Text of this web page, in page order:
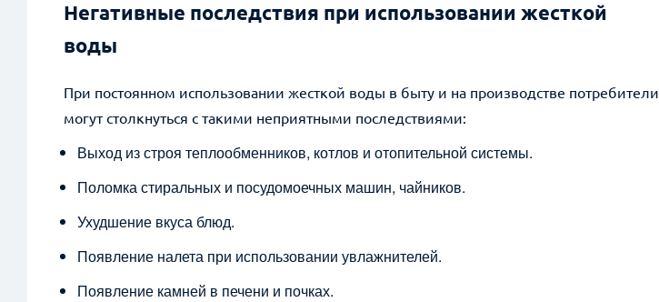
Негативные последствия при использовании жесткой
воды
При постоянном использовании жесткой воды в быту и на производстве потребители
могут столкнуться с такими неприятными последствиями:
Выход из строя теплообменников, котлов и отопительной системы.
Поломка стиральных и посудомоечных машин, чайников.
Ухудшение вкуса блюд.
Появление налета при использовании увлажнителей.
Появление камней в печени и почках.